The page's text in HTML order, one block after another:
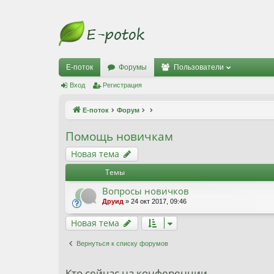
Е-поток Форумы Пользователи
Вход Регистрация
Е-поток Форум
Помощь новичкам
Новая тема
Темы
Вопросы новичков
Друид » 24 окт 2017, 09:46
Новая тема
Вернуться к списку форумов